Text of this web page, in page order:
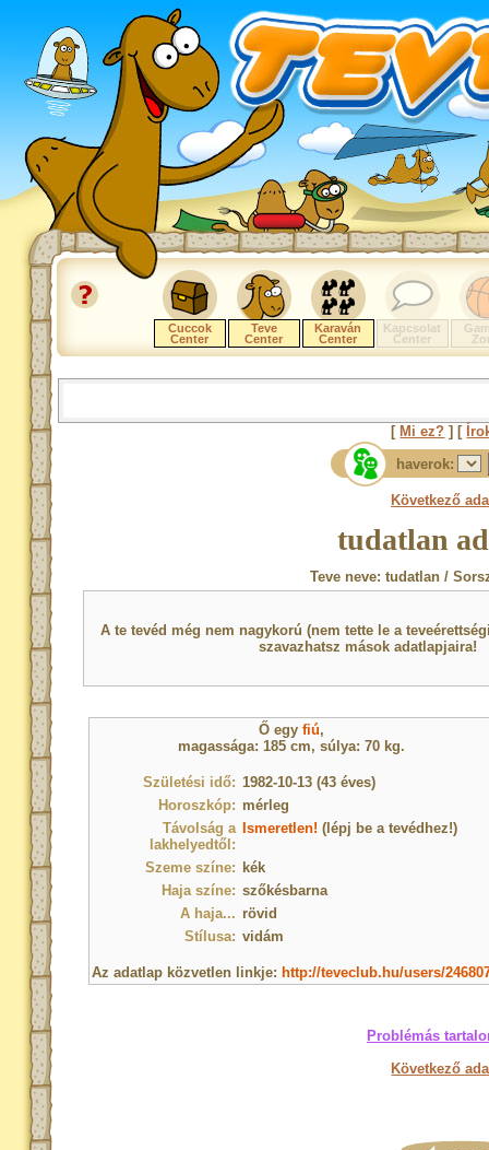
Cuccok
Center
Teve
Center
Karaván
Center
Kapcsolat
Center
[ Mi ez? ] [
haverok:
Következő
tudatlan
Teve neve: tudatlan /
A te tevéd még nem nagykorú (nem tette le a
szavazhatsz mások adatlapjaira!
Ő egyfiú,
magassága: 185 cm, súlya: 70 kg.
Születési idő: 1982-10-13 (43 éves)
Horoszkóp: mérleg
Távolság a
lakhelyedtől:
Ismeretlen! (lépj be a tevédhez!)
Szeme színe: kék
Haja színe: szőkésbarna
A haja... rövid
Stílusa: vidám
Az adatlap közvetlen linkje: http://teveclub.hu/users/
Problémás
Következő